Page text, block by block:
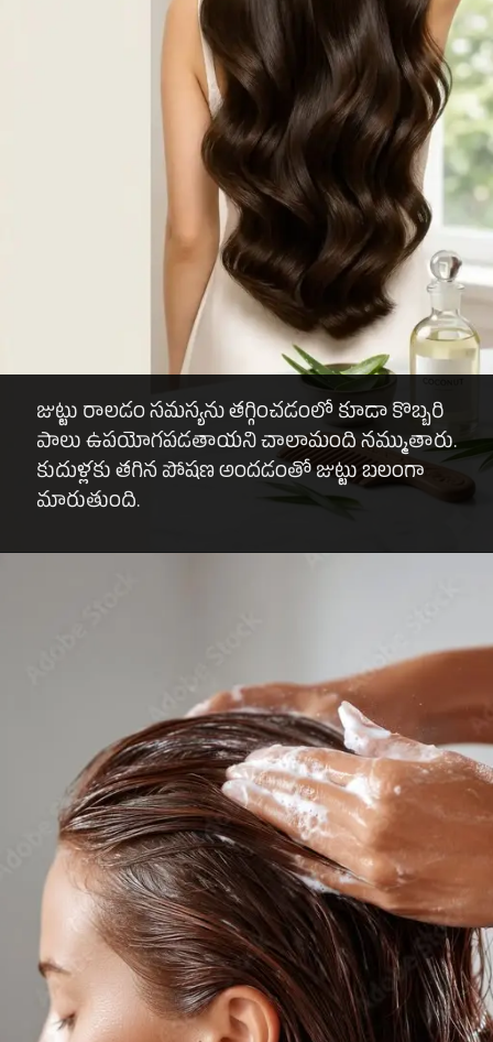
జుట్టు రాలడం సమస్యను తగ్గించడంలో కూడా కొబ్బరి
పాలు ఉపయోగపడతాయని చాలామంది నమ్ముతారు.
కుదుళ్లకు తగిన పోషణ అందడంతో జుట్టు బలంగా
మారుతుంది.